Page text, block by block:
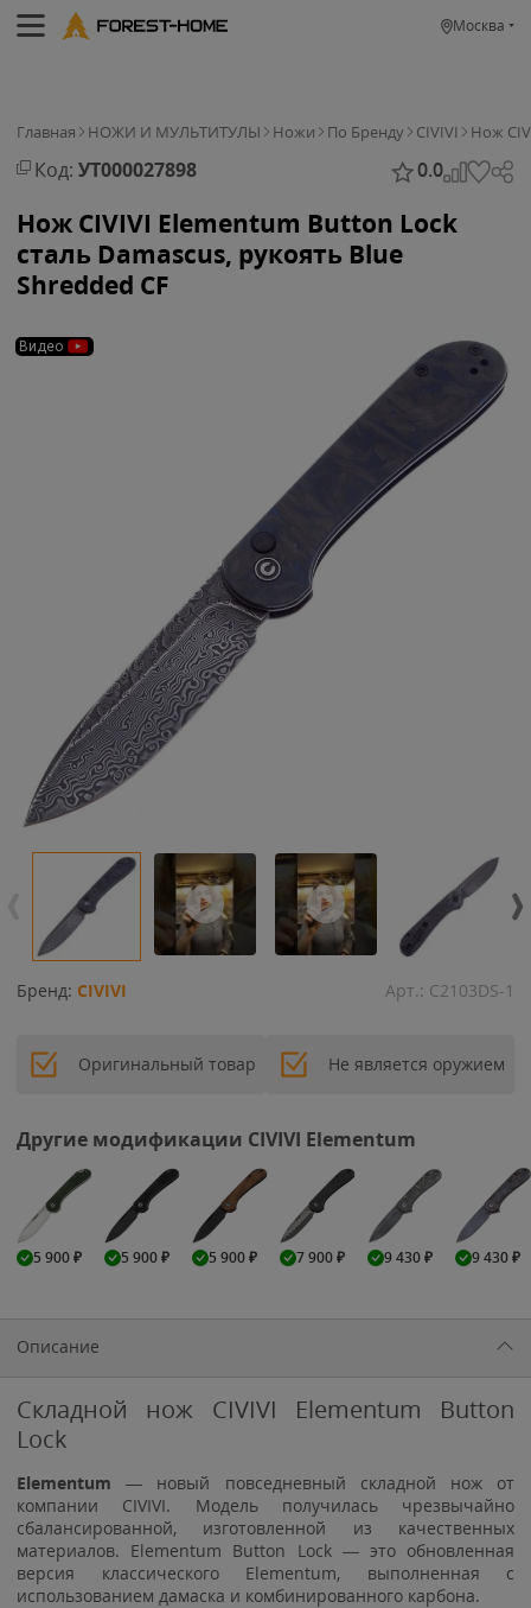
Москва
Главная НОЖИ И МУЛЬТИТУЛЫ Ножи По Бренду CIVIVI Нож
Код: УТ000027898 0.0
Нож CIVIVI Elementum Button Lock
сталь Damascus, рукоять Blue
Shredded CF
Видео
Бренд: CIVIVI Арт.: C2103DS-1
Оригинальный товар Не является оружием
Другие модификации CIVIVI Elementum
5 900₽ 5 900₽ 5 900₽ 7 900₽ 9 430₽ 9 430₽
Описание
Складной нож CIVIVI Elementum Button
Lock
Elementum— новый повседневный складной нож от
компании CIVIVI. Модель получилась чрезвычайно
сбалансированной, изготовленной из качественных
материалов. Elementum Button Lock — это обновленная
версия классического Elementum, выполненная с
использованием дамаска и комбинированного карбона.